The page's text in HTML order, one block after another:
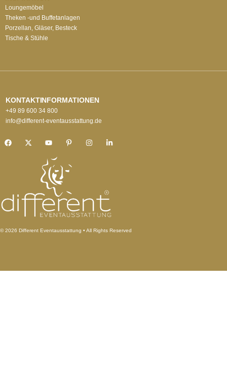
Loungemöbel
Theken -und Buffetanlagen
Porzellan, Gläser, Besteck
Tische & Stühle
KONTAKTINFORMATIONEN
+49 89 600 34 800
info@different-eventausstattung.de
© 2026 Different Eventausstattung • All Rights Reserved